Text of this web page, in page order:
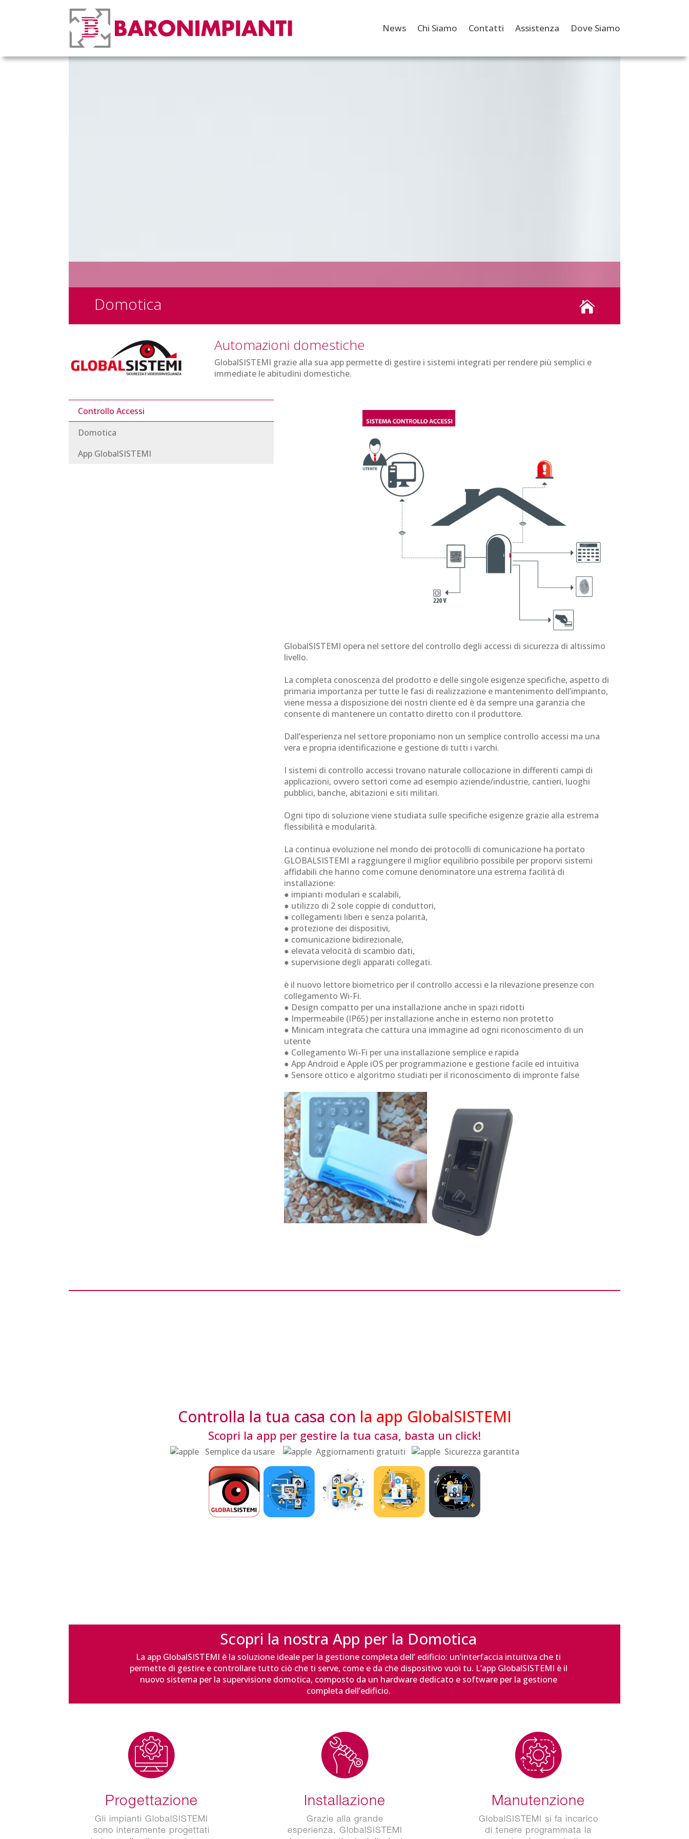
News Chi Siamo Contatti Assistenza Dove Siamo
Domotica 
Automazioni domestiche
GlobalSISTEMI grazie alla sua app permette di gestire i sistemi integrati per rendere più semplici e
immediate le abitudini domestiche.
Controllo Accessi
Domotica
App GlobalSISTEMI
GlobalSISTEMI opera nel settore del controllo degli accessi di sicurezza di altissimo
livello.
La completa conoscenza del prodotto e delle singole esigenze specifiche, aspetto di
primaria importanza per tutte le fasi di realizzazione e mantenimento dell’impianto,
viene messa a disposizione dei nostri cliente ed è da sempre una garanzia che
consente di mantenere un contatto diretto con il produttore.
Dall’esperienza nel settore proponiamo non un semplice controllo accessi ma una
vera e propria identificazione e gestione di tutti i varchi.
I sistemi di controllo accessi trovano naturale collocazione in differenti campi di
applicazioni, ovvero settori come ad esempio aziende/industrie, cantieri, luoghi
pubblici, banche, abitazioni e siti militari.
Ogni tipo di soluzione viene studiata sulle specifiche esigenze grazie alla estrema
flessibilità e modularità.
La continua evoluzione nel mondo dei protocolli di comunicazione ha portato
GLOBALSISTEMI a raggiungere il miglior equilibrio possibile per proporvi sistemi
affidabili che hanno come comune denominatore una estrema facilità di
installazione:
● impianti modulari e scalabili,
● utilizzo di 2 sole coppie di conduttori,
● collegamenti liberi e senza polarità,
● protezione dei dispositivi,
● comunicazione bidirezionale,
● elevata velocità di scambio dati,
● supervisione degli apparati collegati.
è il nuovo lettore biometrico per il controllo accessi e la rilevazione presenze con
collegamento Wi-Fi.
● Design compatto per una installazione anche in spazi ridotti
● Impermeabile (IP65) per installazione anche in esterno non protetto
● Minicam integrata che cattura una immagine ad ogni riconoscimento di un
utente
● Collegamento Wi-Fi per una installazione semplice e rapida
● App Android e Apple iOS per programmazione e gestione facile ed intuitiva
● Sensore ottico e algoritmo studiati per il riconoscimento di impronte false
Controlla la tua casa con la app GlobalSISTEMI
Scopri la app per gestire la tua casa, basta un click!
Semplice da usare Aggiornamenti gratuiti Sicurezza garantita
Scopri la nostra App per la Domotica
La app GlobalSISTEMI è la soluzione ideale per la gestione completa dell’ edificio: un’interfaccia intuitiva che ti
permette di gestire e controllare tutto ciò che ti serve, come e da che dispositivo vuoi tu. L’app GlobalSISTEMI è il
nuovo sistema per la supervisione domotica, composto da un hardware dedicato e software per la gestione
completa dell’edificio.
Progettazione
Gli impianti GlobalSISTEMI
sono interamente progettati
Installazione
Grazie alla grande
esperienza, GlobalSISTEMI
Manutenzione
GlobalSISTEMI si fa incarico
di tenere programmata la